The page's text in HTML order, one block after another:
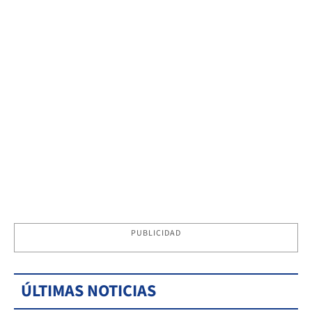
PUBLICIDAD
ÚLTIMAS NOTICIAS